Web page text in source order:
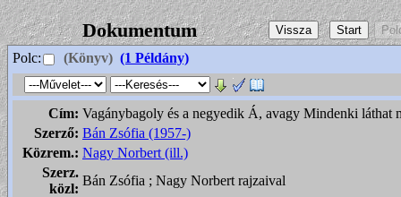
Dokumentum
Polc: (Könyv) (1 Példány)
Cím: Vagánybagoly és a negyedik Á, avagy Mindenki láthat
Szerző: Bán Zsófia (1957-)
Közrem.: Nagy Norbert (ill.)
Szerz.
közl:
Bán Zsófia ; Nagy Norbert rajzaival